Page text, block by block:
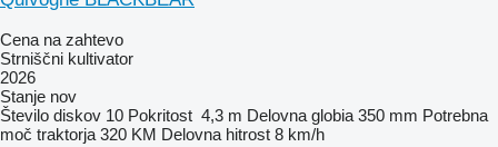
Cena na zahtevo
Strniščni kultivator
2026
Stanje nov
Število diskov 10 Pokritost 4,3 m Delovna globia 350 mm Potrebna
moč traktorja 320 KM Delovna hitrost 8 km/h